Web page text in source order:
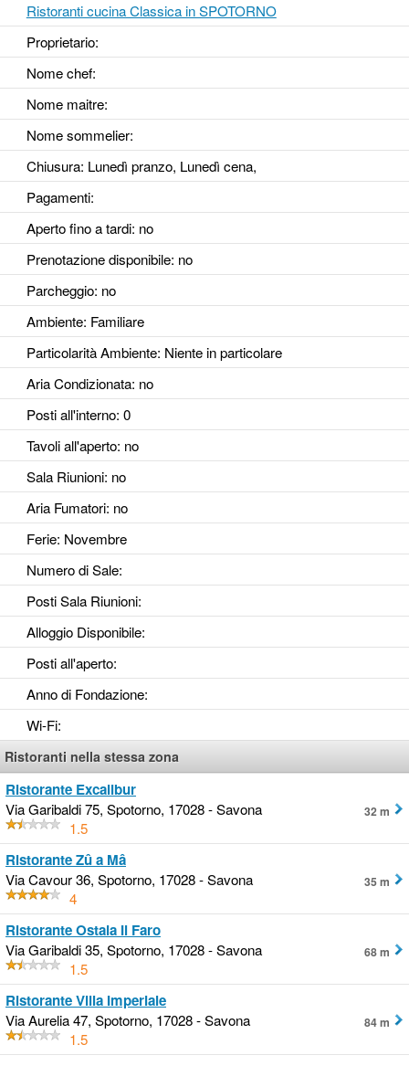
Ristoranti cucina Classica in SPOTORNO
Proprietario:
Nome chef:
Nome maitre:
Nome sommelier:
Chiusura: Lunedì pranzo, Lunedì cena,
Pagamenti:
Aperto fino a tardi: no
Prenotazione disponibile: no
Parcheggio: no
Ambiente: Familiare
Particolarità Ambiente: Niente in particolare
Aria Condizionata: no
Posti all'interno: 0
Tavoli all'aperto: no
Sala Riunioni: no
Aria Fumatori: no
Ferie: Novembre
Numero di Sale:
Posti Sala Riunioni:
Alloggio Disponibile:
Posti all'aperto:
Anno di Fondazione:
Wi-Fi:
Ristoranti nella stessa zona
Ristorante Excalibur
Via Garibaldi 75, Spotorno, 17028 - Savona
1.5
32 m
Ristorante Zû a Mâ
Via Cavour 36, Spotorno, 17028 - Savona
4
35 m
Ristorante Ostaia Il Faro
Via Garibaldi 35, Spotorno, 17028 - Savona
1.5
68 m
Ristorante Villa Imperiale
Via Aurelia 47, Spotorno, 17028 - Savona
1.5
84 m